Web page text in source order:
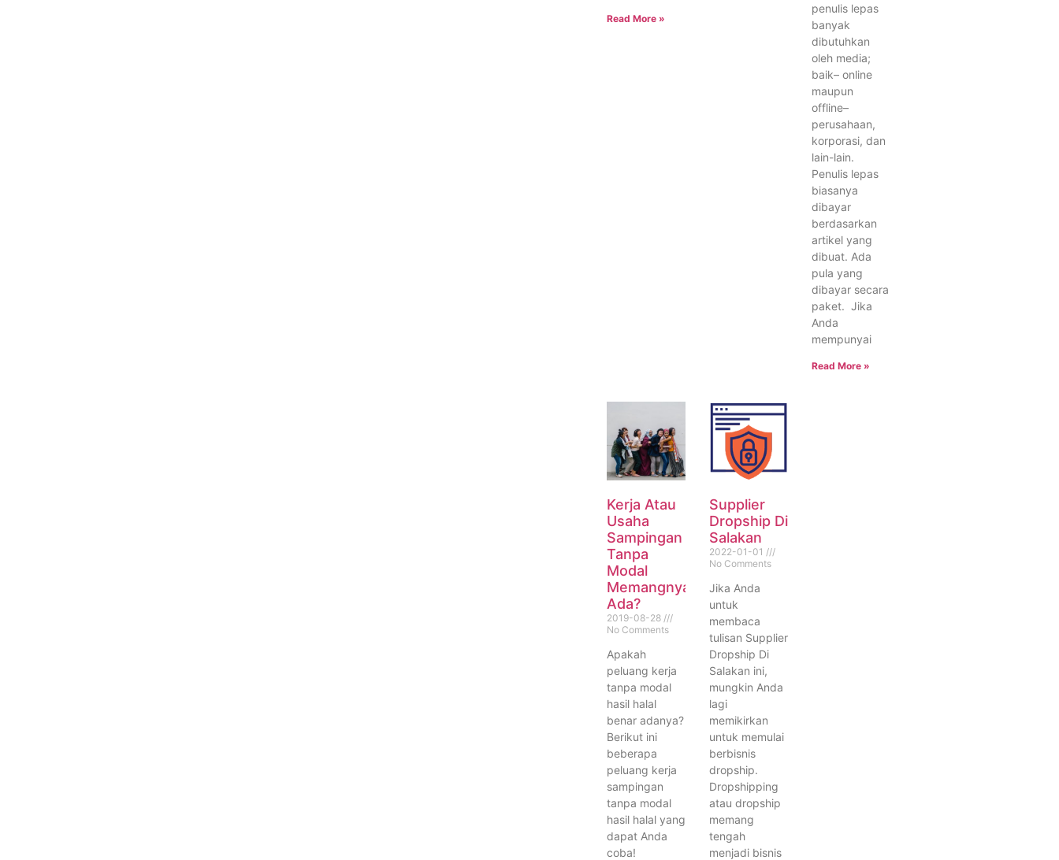
Read More »
penulis lepas
banyak
dibutuhkan
oleh media;
baik– online
maupun
offline–
perusahaan,
korporasi, dan
lain-lain.
Penulis lepas
biasanya
dibayar
berdasarkan
artikel yang
dibuat. Ada
pula yang
dibayar secara
paket. Jika
Anda
mempunyai
Read More »
Kerja Atau
Usaha
Sampingan
Tanpa
Modal
Memangnya
Ada?
2019-08-28
No Comments
Apakah
peluang kerja
tanpa modal
hasil halal
benar adanya?
Berikut ini
beberapa
peluang kerja
sampingan
tanpa modal
hasil halal yang
dapat Anda
coba!
Supplier
Dropship Di
Salakan
2022-01-01
No Comments
Jika Anda
untuk
membaca
tulisan Supplier
Dropship Di
Salakan ini,
mungkin Anda
lagi
memikirkan
untuk memulai
berbisnis
dropship.
Dropshipping
atau dropship
memang
tengah
menjadi bisnis